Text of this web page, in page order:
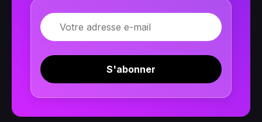
E-mail
S'abonner